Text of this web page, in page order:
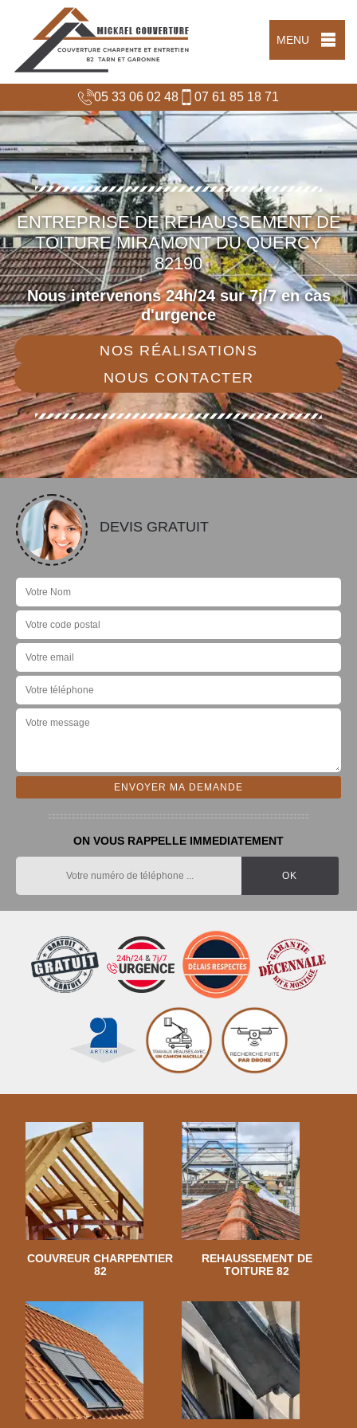
MENU
05 33 06 02 48 07 61 85 18 71
ENTREPRISE DE REHAUSSEMENT DE
TOITURE MIRAMONT DU QUERCY
82190
Nous intervenons 24h/24 sur 7j/7 en cas
d'urgence
NOS RÉALISATIONS
NOUS CONTACTER
DEVIS GRATUIT
ON VOUS RAPPELLE IMMEDIATEMENT
COUVREUR CHARPENTIER
82
REHAUSSEMENT DE
TOITURE 82